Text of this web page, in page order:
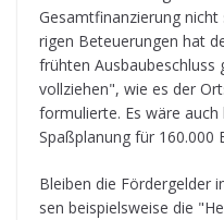
Gesamt­fi­nan­zie­rung
ri­gen Beteue­run­gen hat
früh­ten Aus­bau­be­schluss
voll­zie­hen", wie es der
for­mu­lierte. Es wäre
Spaß­pla­nung für 160.000
Blei­ben die För­der­gel­der
sen bei­spiels­weise die